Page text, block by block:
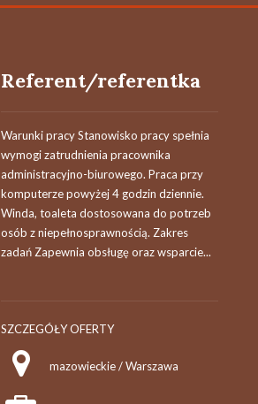
Referent/referentka
Warunki pracy Stanowisko pracy spełnia
wymogi zatrudnienia pracownika
administracyjno-biurowego. Praca przy
komputerze powyżej 4 godzin dziennie.
Winda, toaleta dostosowana do potrzeb
osób z niepełnosprawnością. Zakres
zadań Zapewnia obsługę oraz wsparcie...
SZCZEGÓŁY OFERTY
mazowieckie / Warszawa